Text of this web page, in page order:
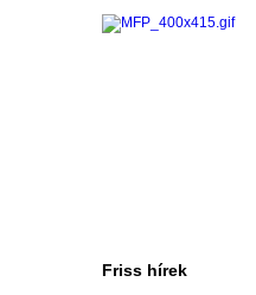
Friss hírek